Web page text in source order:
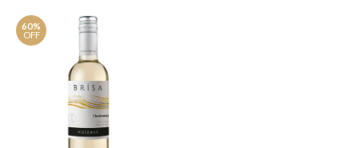
60%
OFF